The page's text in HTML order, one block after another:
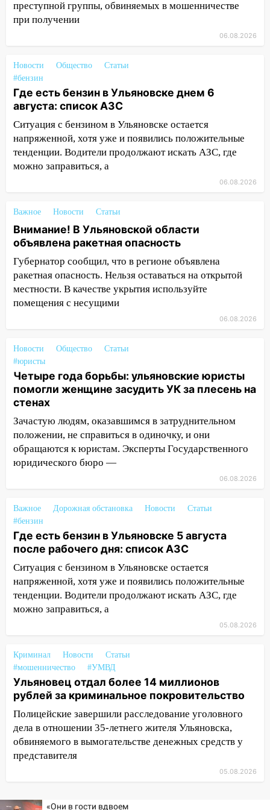
передумать увольняться, если им
повысят зарплату
более 4,6 миллиона рублей: перед
судом предстанет банда
автоподставщиков
13:36 В Инзе произошел крупный пожар
13:00 В суде защитили репутацию
мужчины, которого необоснованно
обвиняли в жестоком обращении с
животными
Ульяновской области перевозчик
проездными
12:10
Ульяновский алиментщик накопил
120 тысяч долга
11:49 Снят режим «Ракетная
опасность» на территории Ульяновской
2027 года импорт, выпуск и обращение
бензина Евро 2, Евро 3, Евро 4
11:12 Соцсети: на Рябикова автомобиль
врезался в забор
10:27 Где есть бензин в Ульяновске
днем 6 августа: список АЗС
10:16 Внимание! В Ульяновской области
51-летний мужчина
09:50 В Ульяновске черный коршун
застрял в тепловозе
09:44 Ульяновские спасатели помогли
юному велосипедисту на улице
Чернышевского
08:21
В Заволжском районе украли два
07:18
В Ульяновск идет
тридцатиградусная жара: какая будет
погода в четверг
06:00
Четыре года борьбы: ульяновские
юристы помогли женщине засудить УК
за плесень на стенах
05:00 Кому 6 августа звезды сулят
прибыль, а кому — испытания на
преступной группы, обвиняемых в мошенничестве
при получении
06.08.2026
Новости Общество
Статьи
#бензин
Где есть бензин в Ульяновске днем 6
августа: список АЗС
Ситуация с бензином в Ульяновске остается
напряженной, хотя уже и появились положительные
тенденции. Водители продолжают искать АЗС, где
можно заправиться, а
06.08.2026
Важное Новости Статьи
Внимание! В Ульяновской области
объявлена ракетная опасность
Губернатор сообщил, что в регионе объявлена
ракетная опасность. Нельзя оставаться на открытой
местности. В качестве укрытия используйте
помещения с несущими
06.08.2026
Новости Общество
Статьи
#юристы
Четыре года борьбы: ульяновские юристы
помогли женщине засудить УК за плесень на
стенах
Зачастую людям, оказавшимся в затруднительном
положении, не справиться в одиночку, и они
обращаются к юристам. Эксперты Государственного
юридического бюро —
06.08.2026
Важное Дорожная обстановка Новости
Статьи
#бензин
Где есть бензин в Ульяновске 5 августа
после рабочего дня: список АЗС
Ситуация с бензином в Ульяновске остается
напряженной, хотя уже и появились положительные
тенденции. Водители продолжают искать АЗС, где
можно заправиться, а
05.08.2026
Криминал Новости
Статьи
#мошенничество
#УМВД
Ульяновец отдал более 14 миллионов
рублей за криминальное покровительство
Полицейские завершили расследование уголовного
дела в отношении 35-летнего жителя Ульяновска,
обвиняемого в вымогательстве денежных средств у
представителя
05.08.2026
«Они в гости вдвоем